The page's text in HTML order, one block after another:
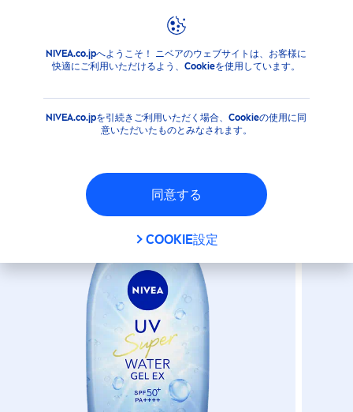
NIVEA.co.jpへようこそ！ ニベアのウェブサイトは、お客様に
快適にご利用いただけるよう、Cookieを使用しています。
NIVEA.co.jpを引続きご利用いただく場合、Cookieの使用に同
意いただいたものとみなされます。
同意する
COOKIE設定
商品 日焼け止め 日焼け止め ニベアＵＶ ウォーター
ニベアＵＶ ウォータージェル
ＥＸ ポンプ ２７０Ｇ